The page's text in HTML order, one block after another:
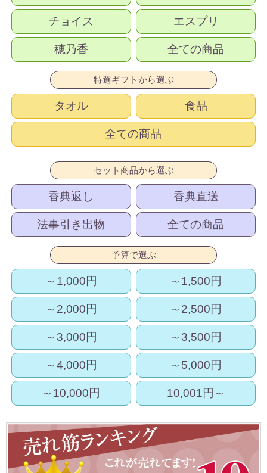
チョイス エスプリ
穂乃香 全ての商品
特選ギフトから選ぶ
タオル 食品
全ての商品
セット商品から選ぶ
香典返し 香典直送
法事引き出物 全ての商品
予算で選ぶ
～1,000円 ～1,500円
～2,000円 ～2,500円
～3,000円 ～3,500円
～4,000円 ～5,000円
～10,000円 10,001円～